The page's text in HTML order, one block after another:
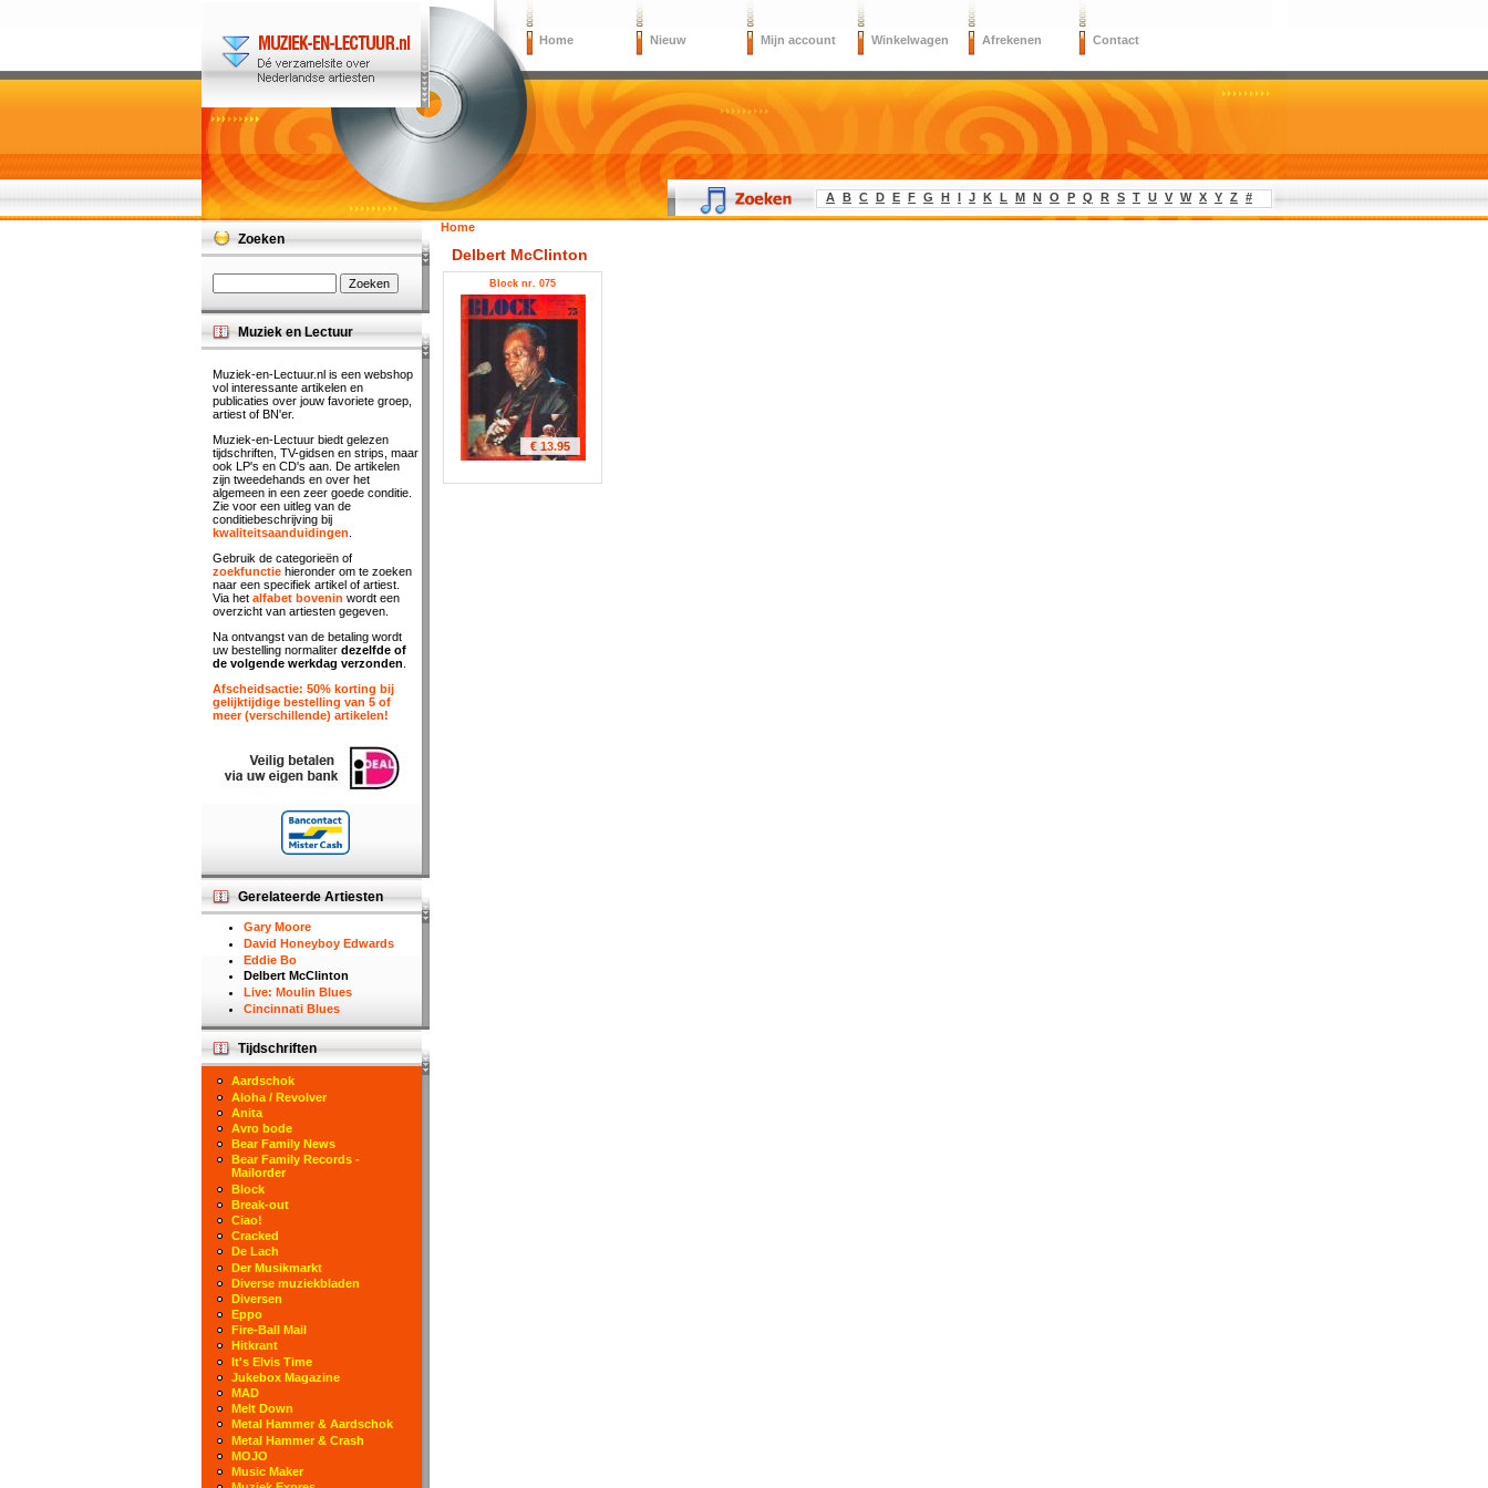
Home Nieuw Mijn account Winkelwagen Afrekenen Contact
A B C D E F G H I J K L M N O P Q R S T U V W X Y Z #
Home
Delbert McClinton
Block nr. 075
€ 13.95
Zoeken
Muziek en Lectuur
Muziek-en-Lectuur.nl is een webshop
vol interessante artikelen en
publicaties over jouw favoriete groep,
artiest of BN'er.
Muziek-en-Lectuur biedt gelezen
tijdschriften, TV-gidsen en strips, maar
ook LP's en CD's aan. De artikelen
zijn tweedehands en over het
algemeen in een zeer goede conditie.
Zie voor een uitleg van de
conditiebeschrijving bij
kwaliteitsaanduidingen
Gebruik de categorieën of
zoekfunctie hieronder om te zoeken
naar een specifiek artikel of artiest.
Via het alfabet bovenin wordt een
overzicht van artiesten gegeven.
Na ontvangst van de betaling wordt
uw bestelling normaliter dezelfde of
de volgende werkdag verzonden
Afscheidsactie: 50% korting bij
gelijktijdige bestelling van 5 of
meer (verschillende) artikelen!
Gerelateerde Artiesten
Gary Moore
David Honeyboy Edwards
Eddie Bo
Delbert McClinton
Live: Moulin Blues
Cincinnati Blues
Tijdschriften
Aardschok
Aloha / Revolver
Anita
Avro bode
Bear Family News
Bear Family Records -
Mailorder
Block
Break-out
Ciao!
Cracked
De Lach
Der Musikmarkt
Diverse muziekbladen
Diversen
Eppo
Fire-Ball Mail
Hitkrant
It's Elvis Time
Jukebox Magazine
MAD
Melt Down
Metal Hammer & Aardschok
Metal Hammer & Crash
MOJO
Music Maker